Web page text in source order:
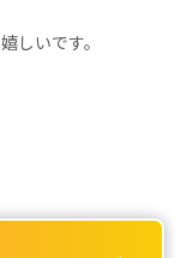
しいです。